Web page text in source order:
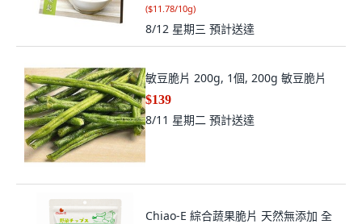
($11.78/10g)
8/12 星期三 預計送達
敏豆脆片 200g, 1個, 200g 敏豆脆片
$139
8/11 星期二 預計送達
Chiao-E 綜合蔬果脆片 天然無添加 全